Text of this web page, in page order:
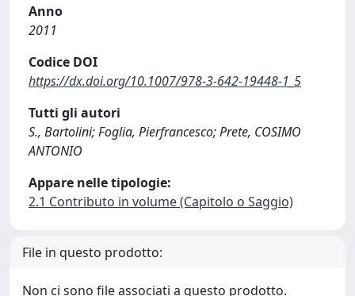
Anno
2011
Codice DOI
https://dx.doi.org/10.1007/978-3-642-19448-1_5
Tutti gli autori
S., Bartolini; Foglia, Pierfrancesco; Prete, COSIMO
ANTONIO
Appare nelle tipologie:
2.1 Contributo in volume (Capitolo o Saggio)
File in questo prodotto:
Non ci sono file associati a questo prodotto.